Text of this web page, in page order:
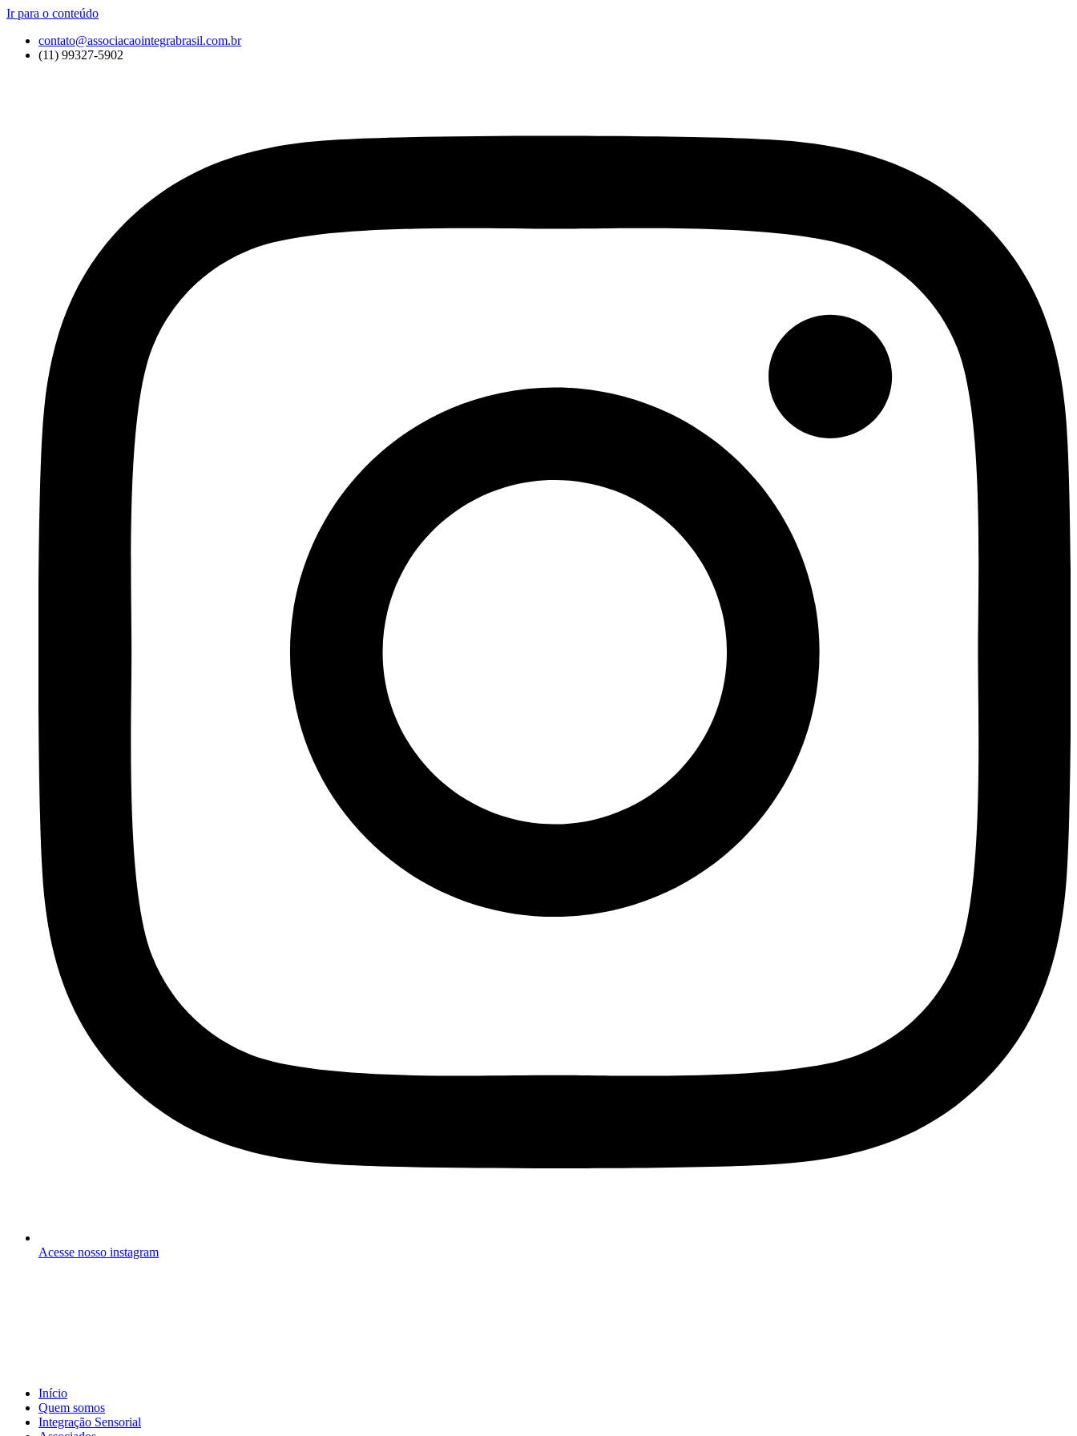
Ir para o conteúdo
contato@associacaointegrabrasil.com.br
(11) 99327-5902
Acesse nosso instagram
Início
Quem somos
Integração Sensorial